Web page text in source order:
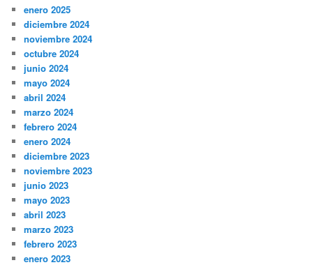
enero 2025
diciembre 2024
noviembre 2024
octubre 2024
junio 2024
mayo 2024
abril 2024
marzo 2024
febrero 2024
enero 2024
diciembre 2023
noviembre 2023
junio 2023
mayo 2023
abril 2023
marzo 2023
febrero 2023
enero 2023